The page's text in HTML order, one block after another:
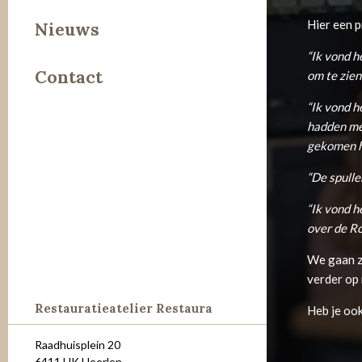
Leer
Steen
Nieuws
Contact
Restauratieatelier Restaura
Raadhuisplein 20
Hier een
“Ik vond
om te
“Ik vond
hadden
gekomen
“De
“Ik vond
over de
We gaan
verder op
Heb je